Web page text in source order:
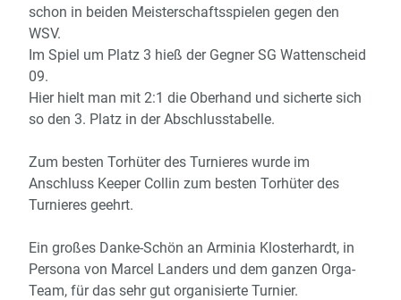
schon in beiden Meisterschaftsspielen gegen den
WSV.
Im Spiel um Platz 3 hieß der Gegner SG Wattenscheid
09.
Hier hielt man mit 2:1 die Oberhand und sicherte sich
so den 3. Platz in der Abschlusstabelle.
Zum besten Torhüter des Turnieres wurde im
Anschluss Keeper Collin zum besten Torhüter des
Turnieres geehrt.
Ein großes Danke-Schön an Arminia Klosterhardt, in
Persona von Marcel Landers und dem ganzen Orga-
Team, für das sehr gut organisierte Turnier.